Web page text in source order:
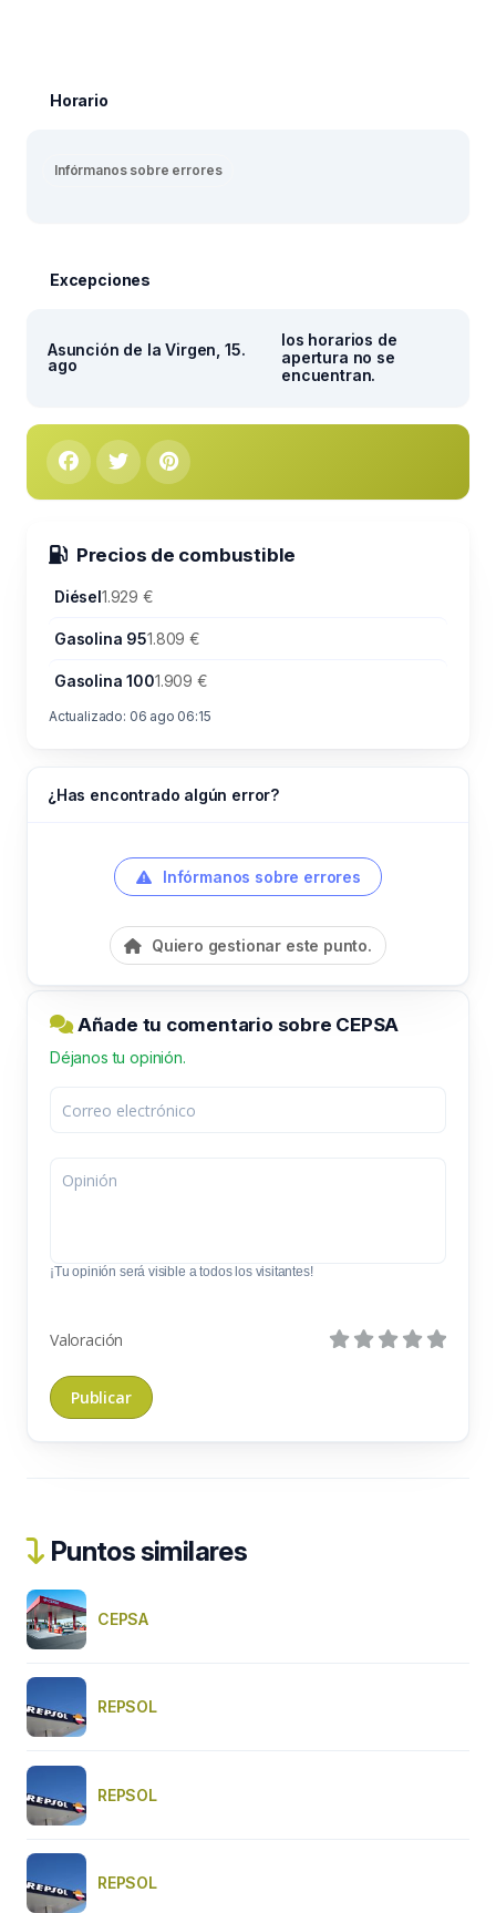
Horario
Infórmanos sobre errores
Excepciones
Asunción de la Virgen, 15.
ago
los horarios de
apertura no se
encuentran.
Precios de combustible
Diésel1.929 €
Gasolina 951.809 €
Gasolina 1001.909 €
Actualizado: 06 ago 06:15
¿Has encontrado algún error?
Infórmanos sobre errores
Quiero gestionar este punto.
Añade tu comentario sobre CEPSA
Déjanos tu opinión.
¡Tu opinión será visible a todos los visitantes!
Valoración
Puntos similares
CEPSA
REPSOL
REPSOL
REPSOL